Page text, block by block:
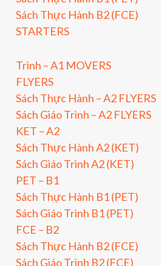
Sách Thực Hành B2 (FCE)
STARTERS
Trình – A1 MOVERS
FLYERS
Sách Thực Hành – A2 FLYERS
Sách Giáo Trình – A2 FLYERS
KET – A2
Sách Thực Hành A2 (KET)
Sách Giáo Trình A2 (KET)
PET – B1
Sách Thực Hành B1 (PET)
Sách Giáo Trình B1 (PET)
FCE – B2
Sách Thực Hành B2 (FCE)
Sách Giáo Trình B2 (FCE)